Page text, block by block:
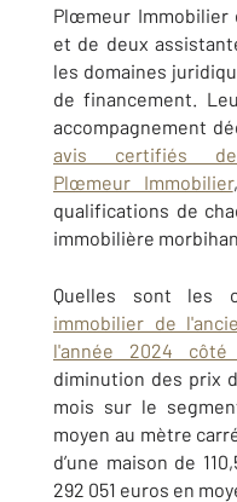
Plœmeur Immobilier
et de deux
les domaines
de financement.
accompagnement
avis certifiés
Plœmeur Immobilier
qualifications de
immobilière
Quelles sont les
immobilier de
l'année 2024 côté
diminution des prix
mois sur le
moyen au mètre
d’une maison de
292 051 euros en